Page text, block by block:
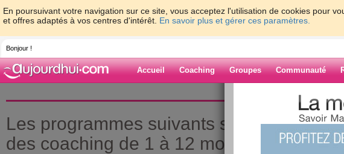
En poursuivant votre navigation sur ce site, vous acceptez l'utilisation de cookies pour
et offres adaptés à vos centres d'intérêt. En savoir plus et gérer ces paramètres.
Bonjour !
Accueil Coaching Groupes Communauté
Les programmes suivants sont
des coaching de 1 à 12 mois